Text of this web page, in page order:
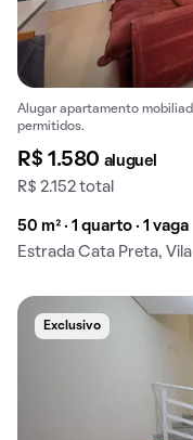
Alugar apartamento
permitidos.
R$ 1.580 aluguel
R$ 2.152 total
50 m² · 1 quarto · 1 vaga
Estrada Cata Preta,
Exclusivo